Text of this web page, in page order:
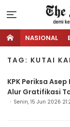
NASIONAL
TAG: KUTAI
KPK Periksa
Alur Gratifikasi
Senin, 15 Jun 2026